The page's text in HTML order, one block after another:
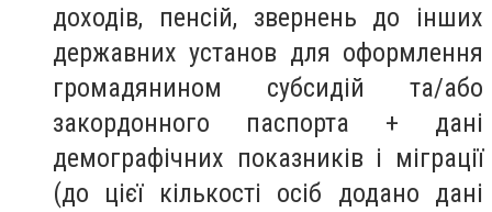
доходів, пенсій, звернень до інших
державних установ для оформлення
громадянином субсидій та/або
закордонного паспорта + дані
демографічних показників і міграції
(до цієї кількості осіб додано дані